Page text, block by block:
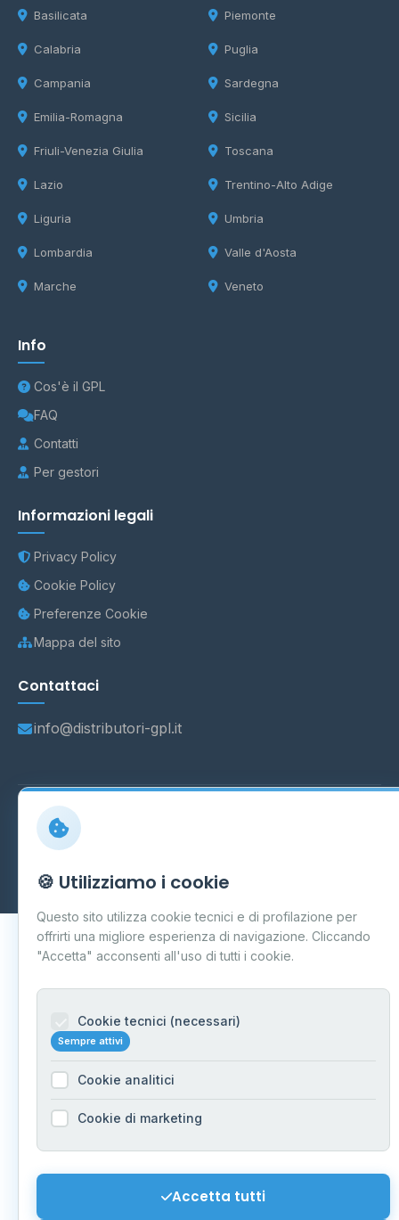
Basilicata
Calabria
Campania
Emilia-Romagna
Friuli-Venezia Giulia
Lazio
Liguria
Lombardia
Marche
Piemonte
Puglia
Sardegna
Sicilia
Toscana
Trentino-Alto Adige
Umbria
Valle d'Aosta
Veneto
Info
Cos'è il GPL
FAQ
Contatti
Per gestori
Informazioni legali
Privacy Policy
Cookie Policy
Preferenze Cookie
Mappa del sito
Contattaci
info@distributori-gpl.it
© 2026 - Distributori di GPL -
Aggiornamento quotidiano
🍪 Utilizziamo i cookie
Questo sito utilizza cookie tecnici e di profilazione per
offrirti una migliore esperienza di navigazione. Cliccando
"Accetta" acconsenti all'uso di tutti i cookie.
Cookie tecnici (necessari)
Sempre attivi
Cookie analitici
Cookie di marketing
Accetta tutti